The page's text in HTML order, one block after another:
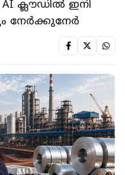
ക്ലൗഡിൽ ഇനി
നേർക്കുനേർ